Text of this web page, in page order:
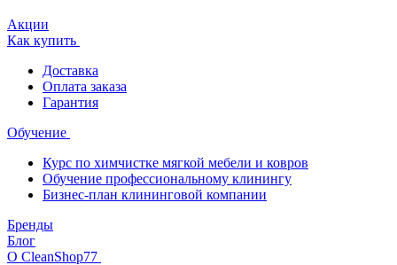
Акции
Как купить
Доставка
Оплата заказа
Гарантия
Обучение
Курс по химчистке мягкой мебели и ковров
Обучение профессиональному клинингу
Бизнес-план клининговой компании
Бренды
Блог
О CleanShop77